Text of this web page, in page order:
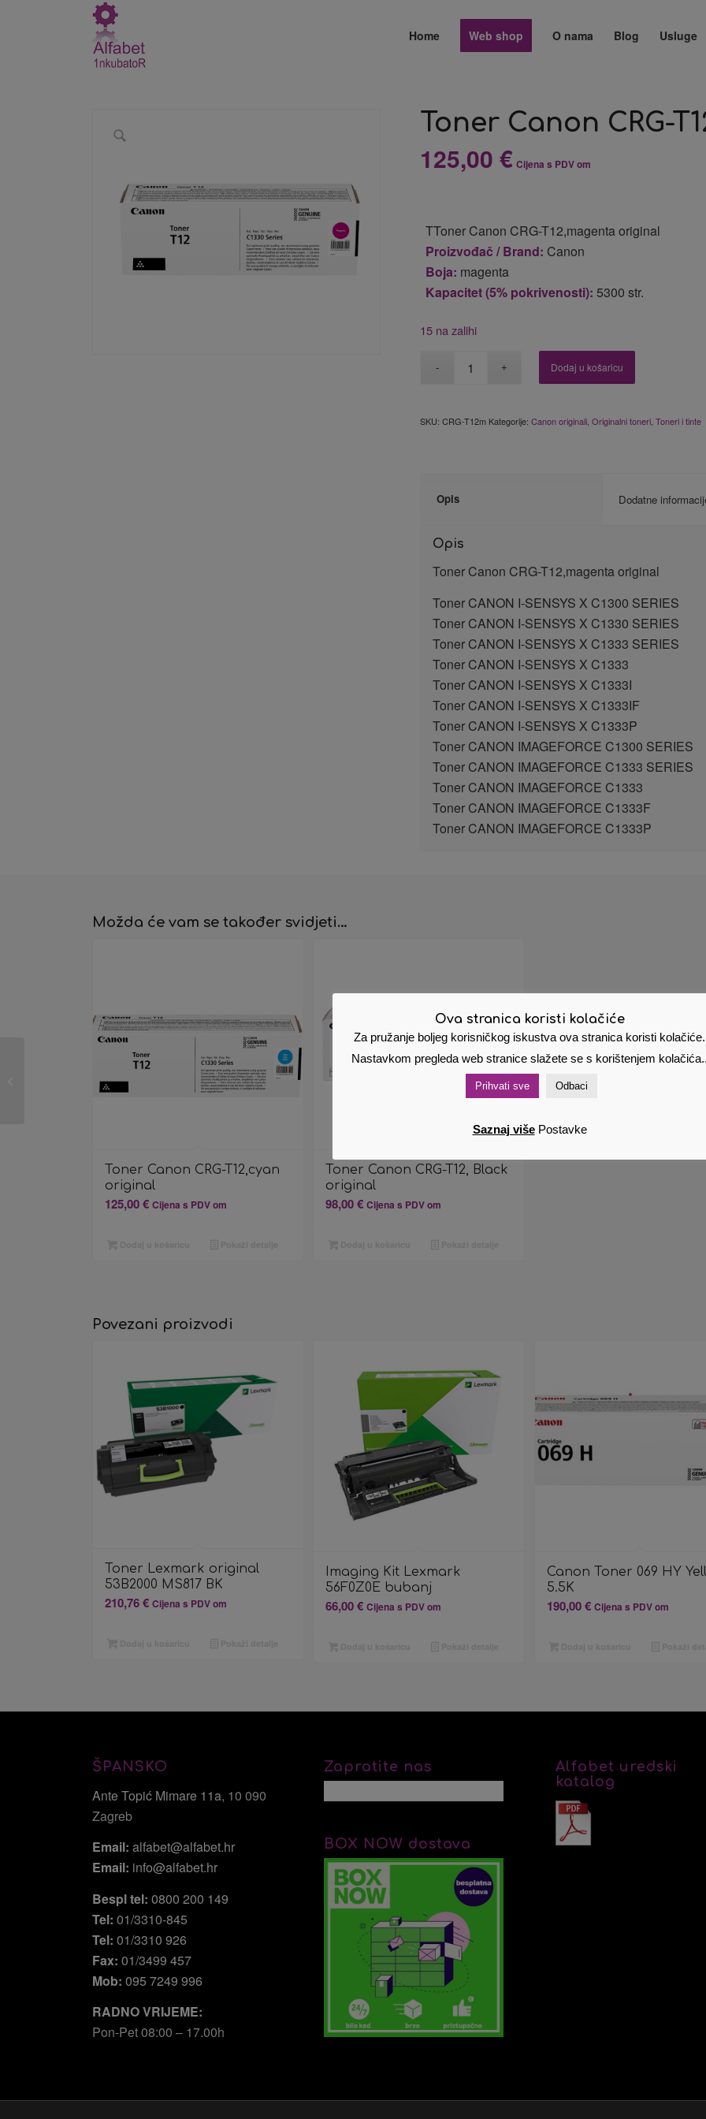
Home Web shop O nama Blog Usluge
Toner Canon CRG-
125,00€ Cijena s PDV om
TToner Canon CRG-T12,magenta original
Proizvođač / Brand: Canon
Boja: magenta
Kapacitet (5% pokrivenosti): 5300 str.
15 na zalihi
Dodaj u košaricu
SKU:CRG-T12m Kategorije:Canon originali ,Originalni toneri ,Toneri i tinte
Opis Dodatne
Opis
Toner Canon CRG-T12,magenta original
Toner CANON I-SENSYS X C1300 SERIES
Toner CANON I-SENSYS X C1330 SERIES
Toner CANON I-SENSYS X C1333 SERIES
Toner CANON I-SENSYS X C1333
Toner CANON I-SENSYS X C1333I
Toner CANON I-SENSYS X C1333IF
Toner CANON I-SENSYS X C1333P
Toner CANON IMAGEFORCE C1300 SERIES
Toner CANON IMAGEFORCE C1333 SERIES
Toner CANON IMAGEFORCE C1333
Toner CANON IMAGEFORCE C1333F
Toner CANON IMAGEFORCE C1333P
Možda će vam se također svidjeti…
Toner Canon CRG-T12,cyan
original
125,00€ Cijena s PDV om
Toner Canon CRG-T12, Black
original
98,00€ Cijena s PDV om
Povezani proizvodi
Toner Lexmark original
53B2000 MS817 BK
210,76€ Cijena s PDV om
Imaging Kit Lexmark
56F0Z0E bubanj
66,00€ Cijena s PDV om
Canon Toner 069 HY
5.5K
190,00€ Cijena s PDV om
ŠPANSKO
Ante Topić Mimare 11a, 10 090
Zagreb
Email: alfabet@alfabet.hr
Email: info@alfabet.hr
Bespl tel: 0800 200 149
Tel: 01/3310-845
Tel: 01/3310 926
Fax: 01/3499 457
Mob: 095 7249 996
RADNO VRIJEME:
Pon-Pet 08:00 – 17.00h
Zapratite nas
BOX NOW dostava
Alfabet uredski
katalog
T12,cyan original
Ova stranica koristi kolačiće
Za pružanje boljeg korisničkog iskustva ova stranica koristi kolačiće.
Nastavkom pregleda web stranice slažete se s korištenjem
Prihvati sve Odbaci
Saznaj više Postavke